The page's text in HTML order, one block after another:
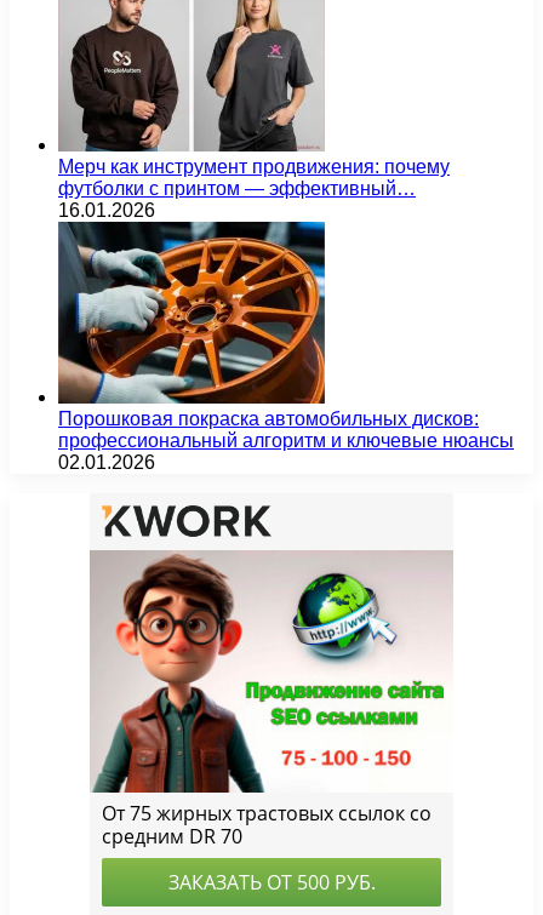
Мерч как инструмент продвижения: почему
футболки с принтом — эффективный…
16.01.2026
Порошковая покраска автомобильных дисков:
профессиональный алгоритм и ключевые нюансы
02.01.2026